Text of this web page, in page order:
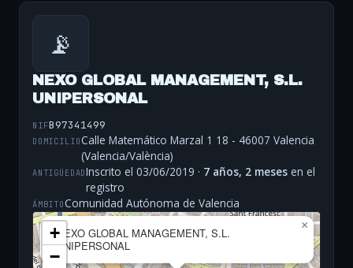
📡
NEXO GLOBAL MANAGEMENT, S.L.
UNIPERSONAL
NIFB97341499
DOMICILIOCalle Matemático Marzal 1 18 - 46007 Valencia
(Valencia/València)
ANTIGÜEDADInscrito el 03/06/2019 · 7 años, 2 meses en el
registro
ÁMBITOComunidad Autónoma de Valencia
NEXO GLOBAL MANAGEMENT, S.L.
UNIPERSONAL
×
+
−